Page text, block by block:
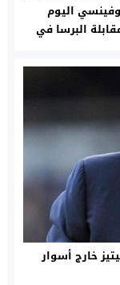
اليوم
البرسا في
خارج أسوار